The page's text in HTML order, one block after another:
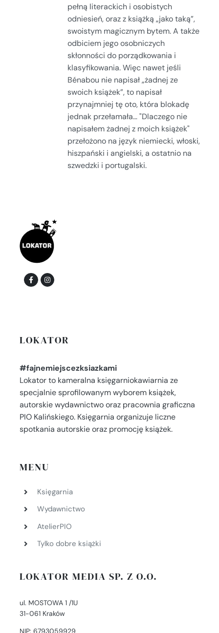
pełną literackich i osobistych
odniesień, oraz z książką „jako taką”,
swoistym magicznym bytem. A także
odbiciem jego osobniczych
skłonności do porządkowania i
klasyfikowania. Więc nawet jeśli
Bénabou nie napisał „żadnej ze
swoich książek”, to napisał
przynajmniej tę oto, która blokadę
jednak przełamała… "Dlaczego nie
napisałem żadnej z moich książek"
przełożono na język niemiecki, włoski,
hiszpański i angielski, a ostatnio na
szwedzki i portugalski.
LOKATOR
#fajnemiejscezksiazkami
Lokator to kameralna księgarniokawiarnia ze
specjalnie sprofilowanym wyborem książek,
autorskie wydawnictwo oraz pracownia graficzna
PIO Kalińskiego. Księgarnia organizuje liczne
spotkania autorskie oraz promocję książek.
MENU
Księgarnia
Wydawnictwo
AtelierPIO
Tylko dobre książki
LOKATOR MEDIA SP. Z O.O.
ul. MOSTOWA 1 /1U
31-061 Kraków
NIP: 6793059929